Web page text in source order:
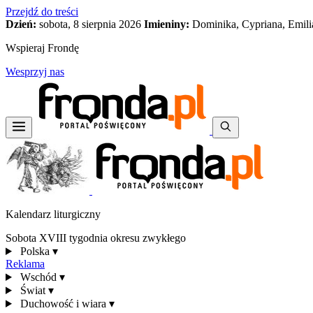
Przejdź do treści
Dzień: sobota, 8 sierpnia 2026 Imieniny: Dominika, Cypriana,
Wspieraj Frondę
Wesprzyj nas
Kalendarz liturgiczny
Sobota XVIII tygodnia okresu zwykłego
Polska ▾
Reklama
Wschód ▾
Świat ▾
Duchowość i wiara ▾